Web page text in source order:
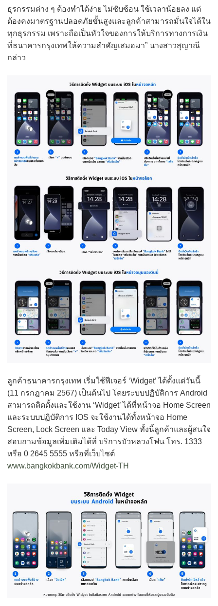
ธุรกรรมต่าง ๆ ต้องทำได้ง่าย ไม่ซับซ้อน ใช้เวลาน้อยลง แต่
ต้องคงมาตรฐานปลอดภัยขั้นสูงและลูกค้าสามารถมั่นใจได้ใน
ทุกธุรกรรม เพราะถือเป็นหัวใจของการให้บริการทางการเงิน
ที่ธนาคารกรุงเทพให้ความสำคัญเสมอมา” นางสาวสุญาณี
กล่าว
ลูกค้าธนาคารกรุงเทพ เริ่มใช้ฟีเจอร์ ‘Widget’ ได้ตั้งแต่วันนี้
(11 กรกฎาคม 2567) เป็นต้นไป โดยระบบปฏิบัติการ Android
สามารถติดตั้งและใช้งาน ‘Widget’ ได้ที่หน้าจอ Home Screen
และระบบปฏิบัติการ IOS จะใช้งานได้ทั้งหน้าจอ Home
Screen, Lock Screen และ Today View ทั้งนี้ลูกค้าและผู้สนใจ
สอบถามข้อมูลเพิ่มเติมได้ที่ บริการบัวหลวงโฟน โทร. 1333
หรือ 0 2645 5555 หรือที่เว็บไซต์
www.bangkokbank.com/Widget-TH